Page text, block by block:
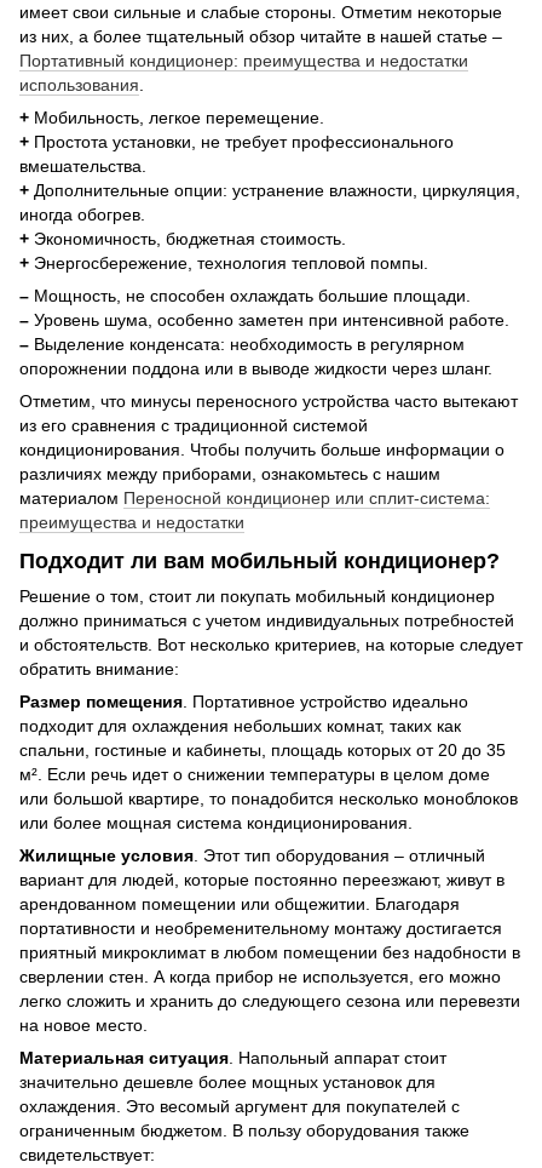
имеет свои сильные и слабые стороны. Отметим некоторые
из них, а более тщательный обзор читайте в нашей статье –
Портативный кондиционер: преимущества и недостатки
использования.
+ Мобильность, легкое перемещение.
+ Простота установки, не требует профессионального
вмешательства.
+ Дополнительные опции: устранение влажности, циркуляция,
иногда обогрев.
+ Экономичность, бюджетная стоимость.
+ Энергосбережение, технология тепловой помпы.
– Мощность, не способен охлаждать большие площади.
– Уровень шума, особенно заметен при интенсивной работе.
– Выделение конденсата: необходимость в регулярном
опорожнении поддона или в выводе жидкости через шланг.
Отметим, что минусы переносного устройства часто вытекают
из его сравнения с традиционной системой
кондиционирования. Чтобы получить больше информации о
различиях между приборами, ознакомьтесь с нашим
материалом Переносной кондиционер или сплит-система:
преимущества и недостатки
Подходит ли вам мобильный кондиционер?
Решение о том, стоит ли покупать мобильный кондиционер
должно приниматься с учетом индивидуальных потребностей
и обстоятельств. Вот несколько критериев, на которые следует
обратить внимание:
Размер помещения . Портативное устройство идеально
подходит для охлаждения небольших комнат, таких как
спальни, гостиные и кабинеты, площадь которых от 20 до 35
м². Если речь идет о снижении температуры в целом доме
или большой квартире, то понадобится несколько моноблоков
или более мощная система кондиционирования.
Жилищные условия . Этот тип оборудования – отличный
вариант для людей, которые постоянно переезжают, живут в
арендованном помещении или общежитии. Благодаря
портативности и необременительному монтажу достигается
приятный микроклимат в любом помещении без надобности в
сверлении стен. А когда прибор не используется, его можно
легко сложить и хранить до следующего сезона или перевезти
на новое место.
Материальная ситуация . Напольный аппарат стоит
значительно дешевле более мощных установок для
охлаждения. Это весомый аргумент для покупателей с
ограниченным бюджетом. В пользу оборудования также
свидетельствует: